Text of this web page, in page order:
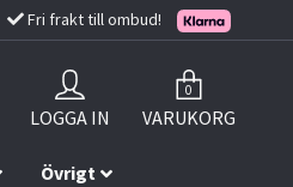
Fri frakt till ombud!
LOGGA IN
0
VARUKORG
Övrigt